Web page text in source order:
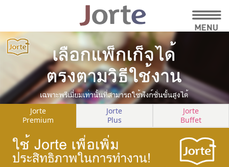
Jorte
Premium
Jorte
Plus
Jorte
Buffet